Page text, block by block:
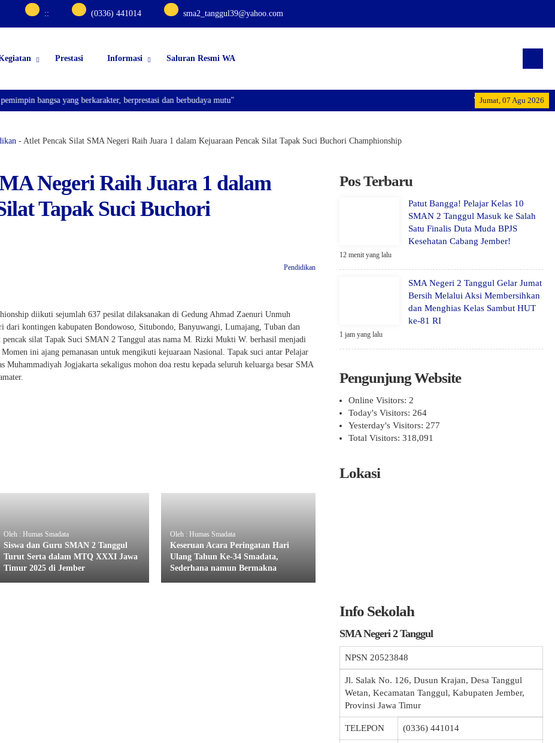
:: (0336) 441014 sma2_tanggul39@yahoo.com
Prestasi Informasi Saluran Resmi WA
Jumat, 07 Agu 2026
"Terwujudnya generasi
bangsa yang berkarakter, berprestasi dan berbudaya mutu"
- Atlet Pencak Silat SMA Negeri Raih Juara 1 dalam Kejuaraan Pencak Silat Tapak Suci Buchori Champhionship
Negeri Raih Juara 1 dalam
Tapak Suci Buchori
Pendidikan
diikuti sejumlah 637 pesilat dilaksanakan di Gedung Ahmad Zaenuri Unmuh
kontingen kabupaten Bondowoso, Situbondo, Banyuwangi, Lumajang, Tuban dan
silat Tapak Suci SMAN 2 Tanggul atas nama M. Rizki Mukti W. berhasil menjadi
ini ajang pemanasan untuk mengikuti kejuaraan Nasional. Tapak suci antar Pelajar
Muhammadiyah Jogjakarta sekaligus mohon doa restu kepada seluruh keluarga besar SMA
Oleh : Humas Smadata
Siswa dan Guru SMAN 2 Tanggul
Turut Serta dalam MTQ XXXI Jawa
Timur 2025 di Jember
Oleh : Humas Smadata
Keseruan Acara Peringatan Hari
Ulang Tahun Ke-34 Smadata,
Sederhana namun Bermakna
Pos Terbaru
Patut Bangga! Pelajar Kelas 10
SMAN 2 Tanggul Masuk ke Salah
Satu Finalis Duta Muda BPJS
Kesehatan Cabang Jember!
12 menit yang lalu
SMA Negeri 2 Tanggul Gelar Jumat
Bersih Melalui Aksi Membersihkan
dan Menghias Kelas Sambut HUT
ke-81 RI
1 jam yang lalu
Pengunjung Website
Online Visitors: 2
Today's Visitors: 264
Yesterday's Visitors: 277
Total Visitors: 318,091
Lokasi
Info Sekolah
SMA Negeri 2 Tanggul
NPSN 20523848
Jl. Salak No. 126, Dusun Krajan, Desa Tanggul
Wetan, Kecamatan Tanggul, Kabupaten Jember,
Provinsi Jawa Timur
TELEPON (0336) 441014